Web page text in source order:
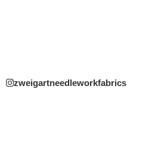
zweigartneedleworkfabrics